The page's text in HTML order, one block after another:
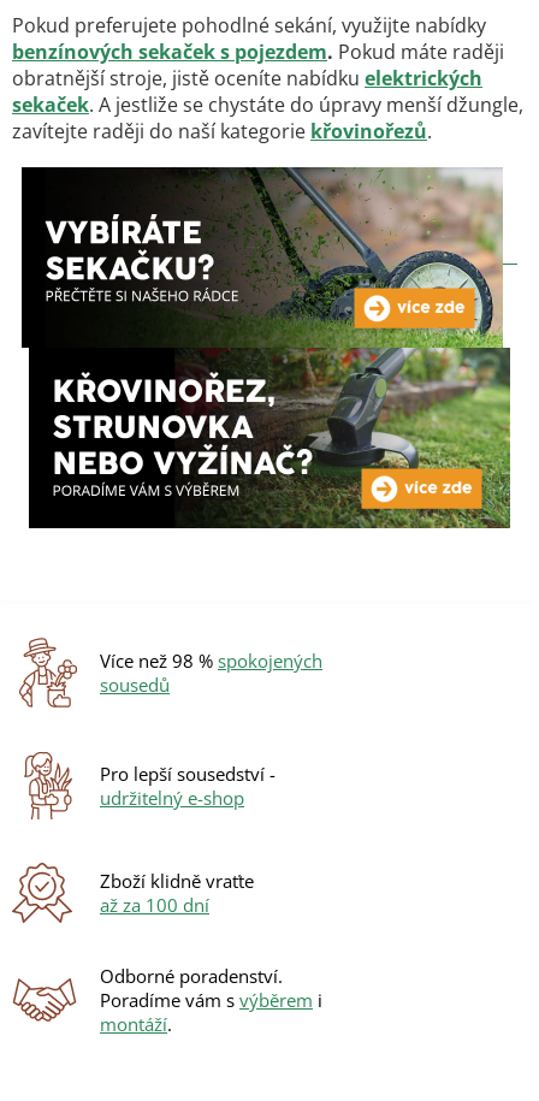
Pokud preferujete pohodlné sekání, využijte nabídky
benzínových sekaček s pojezdem. Pokud máte raději
obratnější stroje, jistě oceníte nabídku elektrických
sekaček. A jestliže se chystáte do úpravy menší džungle,
zavítejte raději do naší kategorie křovinořezů.
Více než 98 % spokojených
sousedů
Pro lepší sousedství -
udržitelný e-shop
Zboží klidně vraťte
až za 100 dní
Odborné poradenství.
Poradíme vám s výběrem i
montáží.